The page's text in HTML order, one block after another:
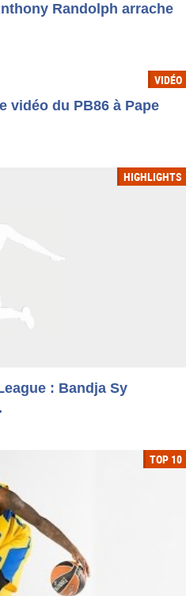
Randolph arrache
VIDÉO
vidéo du PB86 à Pape
HIGHLIGHTS
: Bandja Sy
TOP 10